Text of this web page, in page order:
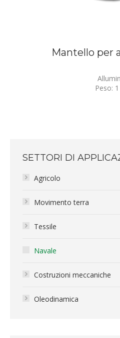
Mantello per
Peso:
SETTORI DI
Agricolo
Movimento terra
Tessile
Navale
Costruzioni meccaniche
Oleodinamica